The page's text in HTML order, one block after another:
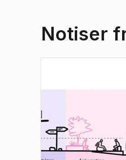
Notiser